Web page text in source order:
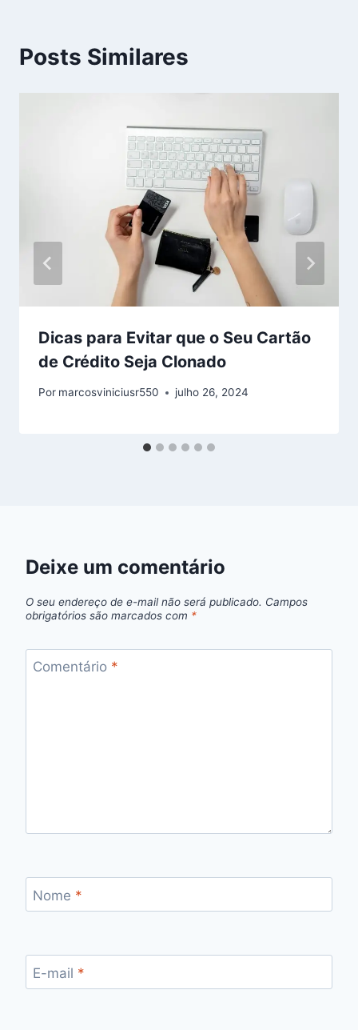
Posts Similares
Dicas para Evitar que o Seu Cartão
de Crédito Seja Clonado
Por marcosviniciusr550 julho 26, 2024
Deixe um comentário
O seu endereço de e-mail não será publicado. Campos
obrigatórios são marcados com *
Comentário *
Nome *
E-mail *